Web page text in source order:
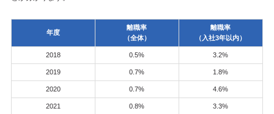
年度
離職率
（全体）
離職率
（入社3年以内）
2018 0.5% 3.2%
2019 0.7% 1.8%
2020 0.7% 4.6%
2021 0.8% 3.3%